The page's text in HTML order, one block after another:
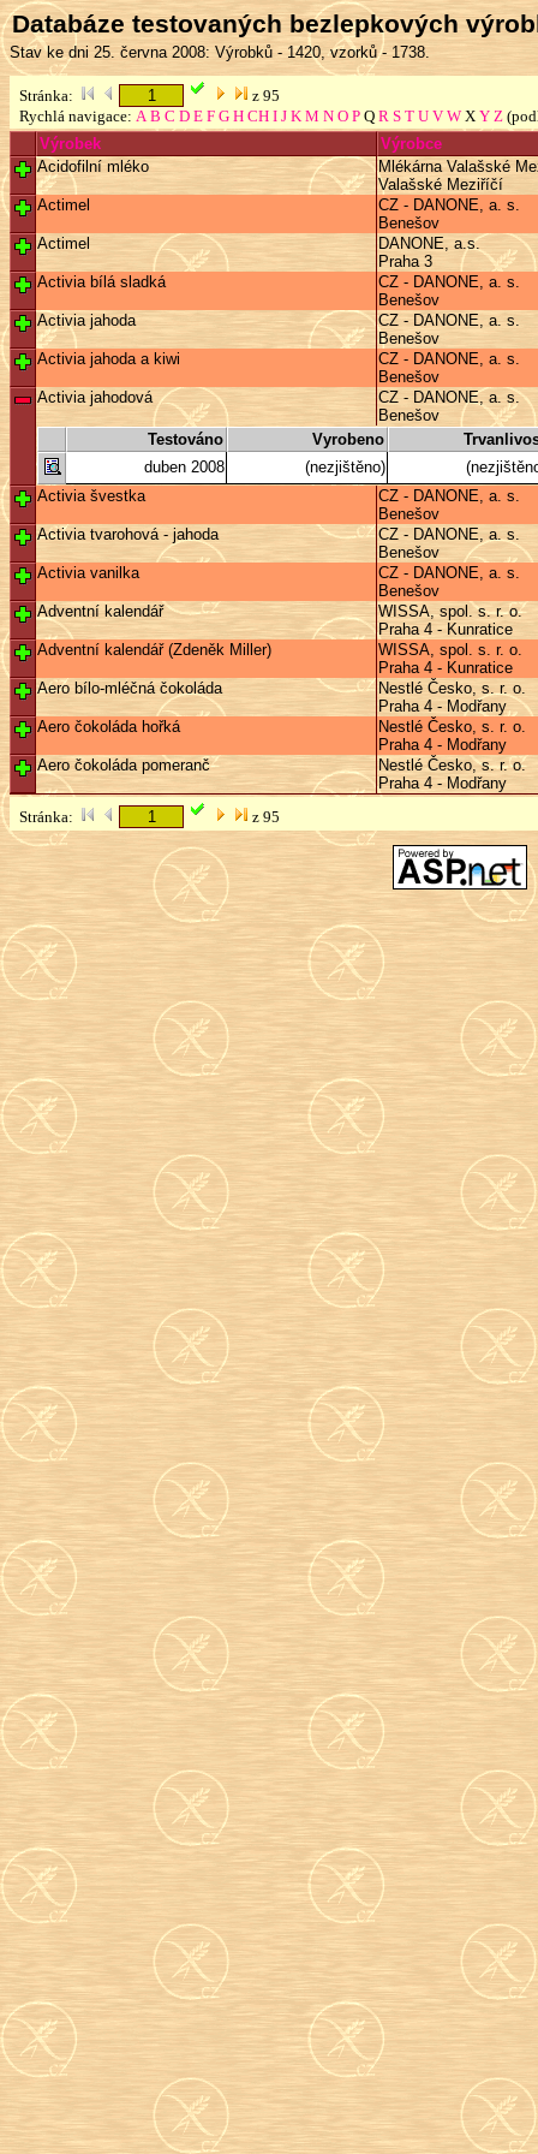
Databáze testovaných bezlepkových
Stav ke dni 25. června 2008: Výrobků - 1420, vzorků - 1738.
Stránka:
z 95
Rychlá navigace: A B C D E F G H CH I J K M N O P Q R S T U V W X Y Z
Výrobek
Výrobce
Acidofilní mléko
Mlékárna Valašské
Valašské Meziříčí
Actimel
CZ - DANONE, a. s.
Benešov
Actimel
DANONE, a.s.
Praha 3
Activia bílá sladká
CZ - DANONE, a. s.
Benešov
Activia jahoda
CZ - DANONE, a. s.
Benešov
Activia jahoda a kiwi
CZ - DANONE, a. s.
Benešov
Activia jahodová
CZ - DANONE, a. s.
Benešov
Testováno
Vyrobeno
duben 2008
(nezjištěno)
Activia švestka
CZ - DANONE, a. s.
Benešov
Activia tvarohová - jahoda
CZ - DANONE, a. s.
Benešov
Activia vanilka
CZ - DANONE, a. s.
Benešov
Adventní kalendář
WISSA, spol. s. r. o.
Praha 4 - Kunratice
Adventní kalendář (Zdeněk Miller)
WISSA, spol. s. r. o.
Praha 4 - Kunratice
Aero bílo-mléčná čokoláda
Nestlé Česko, s. r. o.
Praha 4 - Modřany
Aero čokoláda hořká
Nestlé Česko, s. r. o.
Praha 4 - Modřany
Aero čokoláda pomeranč
Nestlé Česko, s. r. o.
Praha 4 - Modřany
Stránka:
z 95